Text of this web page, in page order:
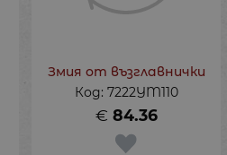
Змия от възглавнички
Код: 7222YM110
84.36
€